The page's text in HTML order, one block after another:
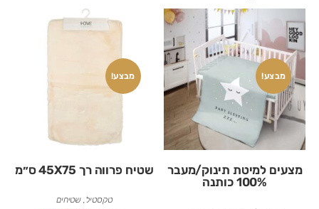
מבצע!
מצעים למיטת תינוק/מעבר
100% כותנה
מבצע!
שטיח פרווה רך 45X75 ס״מ
טקסטיל שטיחים